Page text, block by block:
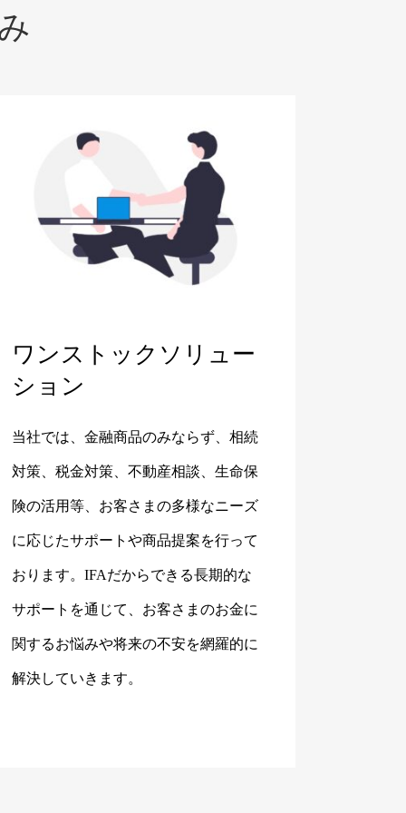
ワンストックソリュー
ション
当社では、金融商品のみならず、相続
対策、税金対策、不動産相談、生命保
険の活用等、お客さまの多様なニーズ
に応じたサポートや商品提案を行って
おります。IFAだからできる長期的な
サポートを通じて、お客さまのお金に
関するお悩みや将来の不安を網羅的に
解決していきます。